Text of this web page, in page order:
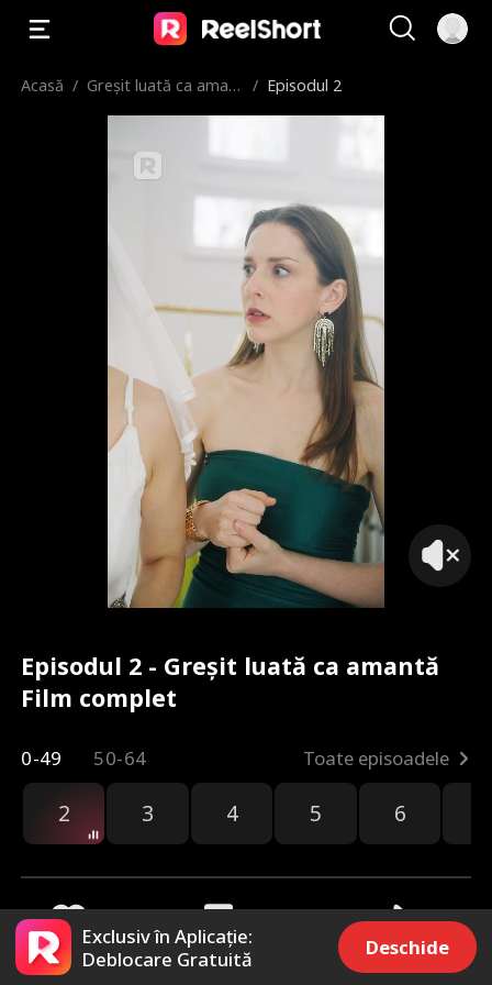
Acasă / Greșit luată ca amant
/ Episodul 2
Episodul 2 - Greșit luată ca amantă
Film complet
0-49 50-64 Toate episoadele
2 3 4 5 6
761 8.5k Distribuie
Exclusiv în Aplicație:
Deblocare Gratuită
Deschide